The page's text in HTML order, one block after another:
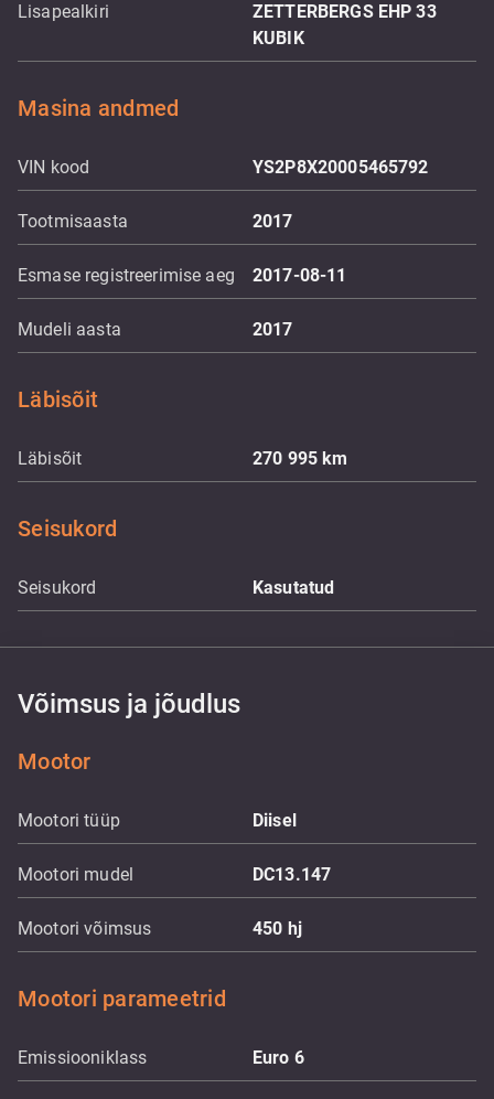
Lisapealkiri
ZETTERBERGS EHP 33
KUBIK
Masina andmed
VIN kood YS2P8X20005465792
Tootmisaasta 2017
Esmase registreerimise aeg 2017-08-11
Mudeli aasta 2017
Läbisõit
Läbisõit 270 995km
Seisukord
Seisukord Kasutatud
Võimsus ja jõudlus
Mootor
Mootori tüüp Diisel
Mootori mudel DC13.147
Mootori võimsus 450 hj
Mootori parameetrid
Emissiooniklass Euro 6